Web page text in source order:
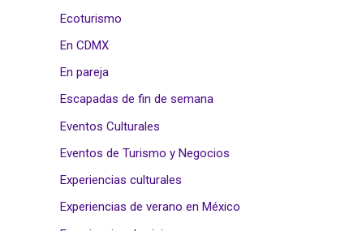
Ecoturismo
En CDMX
En pareja
Escapadas de fin de semana
Eventos Culturales
Eventos de Turismo y Negocios
Experiencias culturales
Experiencias de verano en México